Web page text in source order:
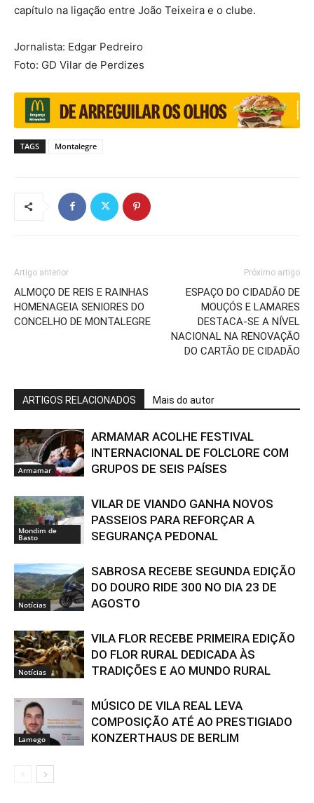
capítulo na ligação entre João Teixeira e o clube.
Jornalista: Edgar Pedreiro
Foto: GD Vilar de Perdizes
TAGS Montalegre
Artigo anterior
ALMOÇO DE REIS E RAINHAS
HOMENAGEIA SENIORES DO
CONCELHO DE MONTALEGRE
Próximo artigo
ESPAÇO DO CIDADÃO DE
MOUÇÓS E LAMARES
DESTACA-SE A NÍVEL
NACIONAL NA RENOVAÇÃO
DO CARTÃO DE CIDADÃO
ARTIGOS RELACIONADOS Mais do autor
Armamar
ARMAMAR ACOLHE FESTIVAL
INTERNACIONAL DE FOLCLORE COM
GRUPOS DE SEIS PAÍSES
Mondim de
Basto
VILAR DE VIANDO GANHA NOVOS
PASSEIOS PARA REFORÇAR A
SEGURANÇA PEDONAL
Notícias
SABROSA RECEBE SEGUNDA EDIÇÃO
DO DOURO RIDE 300 NO DIA 23 DE
AGOSTO
Notícias
VILA FLOR RECEBE PRIMEIRA EDIÇÃO
DO FLOR RURAL DEDICADA ÀS
TRADIÇÕES E AO MUNDO RURAL
Lamego
MÚSICO DE VILA REAL LEVA
COMPOSIÇÃO ATÉ AO PRESTIGIADO
KONZERTHAUS DE BERLIM